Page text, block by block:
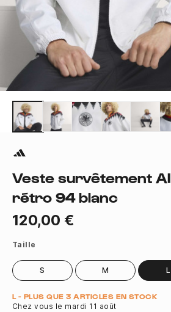
Veste survêtement
rétro 94 blanc
120,00 €
Taille
S M L
Quantité
L - PLUS QUE 3 ARTICLES EN STOCK
Chez vous le mardi 11 août